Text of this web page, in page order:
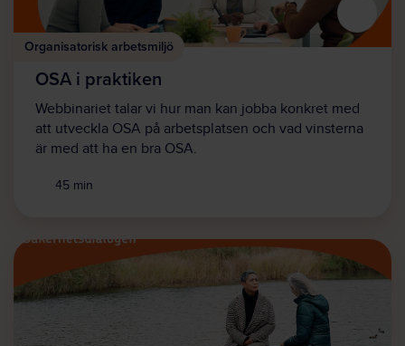
Organisatorisk arbetsmiljö
OSA i praktiken
Webbinariet talar vi hur man kan jobba konkret med
att utveckla OSA på arbetsplatsen och vad vinsterna
är med att ha en bra OSA.
45 min